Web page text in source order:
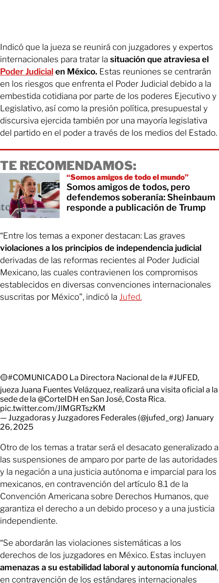
Indicó que la jueza se reunirá con juzgadores y expertos
internacionales para tratar la situación que atraviesa el
Poder Judicial en México. Estas reuniones se centrarán
en los riesgos que enfrenta el Poder Judicial debido a la
embestida cotidiana por parte de los poderes Ejecutivo y
Legislativo, así como la presión política, presupuestal y
discursiva ejercida también por una mayoría legislativa
del partido en el poder a través de los medios del Estado.
TE RECOMENDAMOS:
“Somos amigos de todo el mundo”
Somos amigos de todos, pero
defendemos soberanía: Sheinbaum
responde a publicación de Trump
“Entre los temas a exponer destacan: Las graves
violaciones a los principios de independencia judicial
derivadas de las reformas recientes al Poder Judicial
Mexicano, las cuales contravienen los compromisos
establecidos en diversas convenciones internacionales
suscritas por México”, indicó la Jufed.
🟡#COMUNICADO La Directora Nacional de la #JUFED,
jueza Juana Fuentes Velázquez, realizará una visita oficial a la
sede de la @CorteIDH en San José, Costa Rica.
pic.twitter.com/JlMGRTszKM
— Juzgadoras y Juzgadores Federales (@jufed_org) January
26, 2025
Otro de los temas a tratar será el desacato generalizado a
las suspensiones de amparo por parte de las autoridades
y la negación a una justicia autónoma e imparcial para los
mexicanos, en contravención del artículo 8.1 de la
Convención Americana sobre Derechos Humanos, que
garantiza el derecho a un debido proceso y a una justicia
independiente.
“Se abordarán las violaciones sistemáticas a los
derechos de los juzgadores en México. Estas incluyen
amenazas a su estabilidad laboral y autonomía funcional,
en contravención de los estándares internacionales